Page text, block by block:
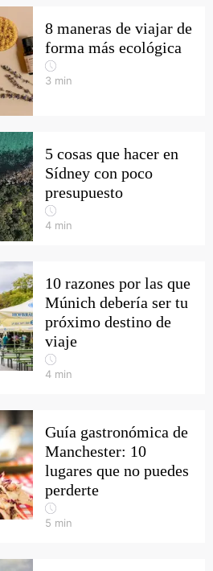
8 maneras de viajar de
forma más ecológica
3 min
5 cosas que hacer en
Sídney con poco
presupuesto
4 min
10 razones por las que
Múnich debería ser tu
próximo destino de
viaje
4 min
Guía gastronómica de
Manchester: 10
lugares que no puedes
perderte
5 min